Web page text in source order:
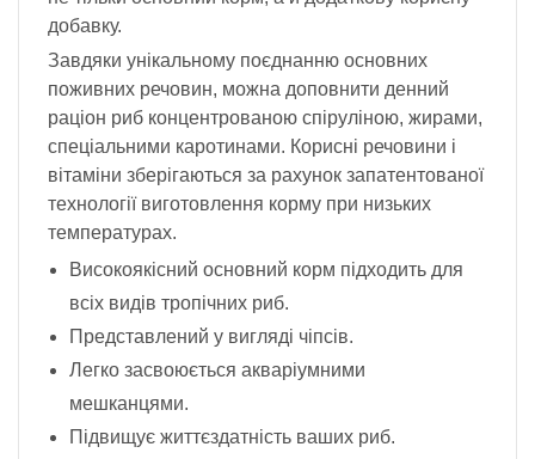
добавку.
Завдяки унікальному поєднанню основних
поживних речовин, можна доповнити денний
раціон риб концентрованою спіруліною, жирами,
спеціальними каротинами. Корисні речовини і
вітаміни зберігаються за рахунок запатентованої
технології виготовлення корму при низьких
температурах.
Високоякісний основний корм підходить для
всіх видів тропічних риб.
Представлений у вигляді чіпсів.
Легко засвоюється акваріумними
мешканцями.
Підвищує життєздатність ваших риб.